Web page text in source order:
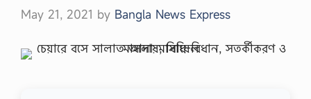
May 21, 2021 by Bangla News Express